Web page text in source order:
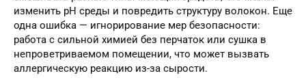
изменить pH среды и повредить структуру волокон. Еще
одна ошибка — игнорирование мер безопасности:
работа с сильной химией без перчаток или сушка в
непроветриваемом помещении, что может вызвать
аллергическую реакцию из-за сырости.